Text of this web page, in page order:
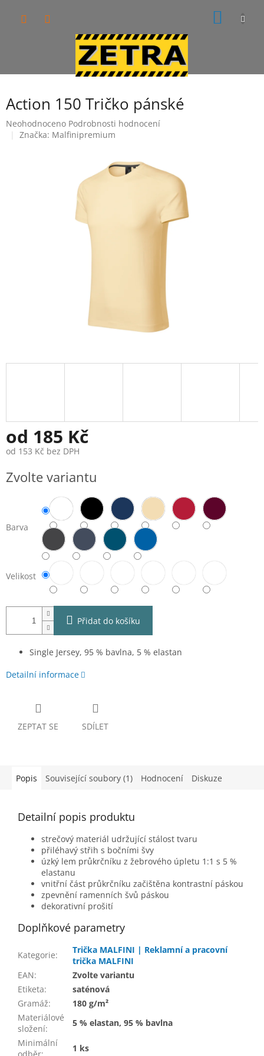
Action 150 Tričko pánské
Průměrné
hodnocení
Neohodnoceno Podrobnosti hodnocení
Značka: Malfinipremium
od 185 Kč
od 153 Kč bez DPH
cena:
Zvolte variantu
Barva
Velikost
Přidat do košíku
Single Jersey, 95 % bavlna, 5 % elastan
Detailní informace
ZEPTAT SE SDÍLET
Popis Související soubory (1) Hodnocení Diskuze
Detailní popis produktu
strečový materiál udržující stálost tvaru
přiléhavý střih s bočními švy
úzký lem průkrčníku z žebrového úpletu 1:1 s 5 %
elastanu
vnitřní část průkrčníku začištěna kontrastní páskou
zpevnění ramenních švů páskou
dekorativní prošití
Doplňkové parametry
Kategorie:
Trička MALFINI | Reklamní a pracovní
trička MALFINI
EAN:
Zvolte variantu
Etiketa:
saténová
Gramáž:
180 g/m²
Materiálové
složení:
5 % elastan, 95 % bavlna
Minimální
1 ks